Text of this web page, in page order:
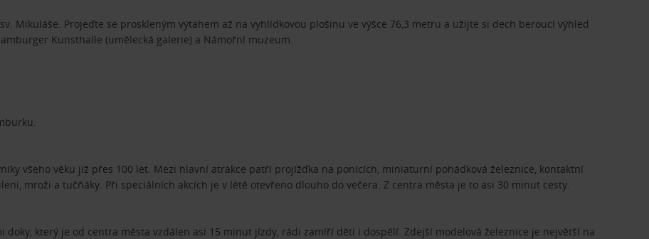
Mikuláše. Projeďte se proskleným výtahem až na vyhlídkovou plošinu ve výšce 76,3 metru a užijte si dech beroucí výhled
Kunsthalle (umělecká galerie) a Námořní muzeum.
všeho věku již přes 100 let. Mezi hlavní atrakce patří projížďka na ponících, miniaturní pohádková železnice, kontaktní
mroži a tučňáky. Při speciálních akcích je v létě otevřeno dlouho do večera. Z centra města je to asi 30 minut cesty.
který je od centra města vzdálen asi 15 minut jízdy, rádi zamíří děti i dospělí. Zdejší modelová železnice je největší na